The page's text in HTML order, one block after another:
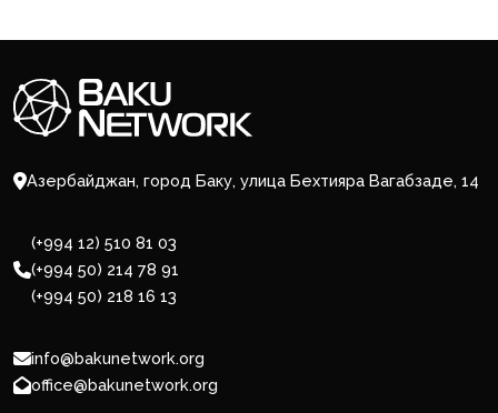
Азербайджан, город Баку, улица Бехтияра Вагабзаде, 14
(+994 12) 510 81 03
(+994 50) 214 78 91
(+994 50) 218 16 13
info@bakunetwork.org
office@bakunetwork.org